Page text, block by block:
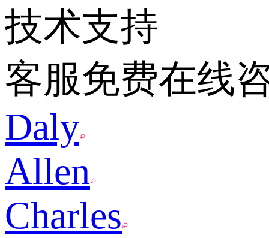
技术支持
客服免费在线
Daly
Allen
Charles